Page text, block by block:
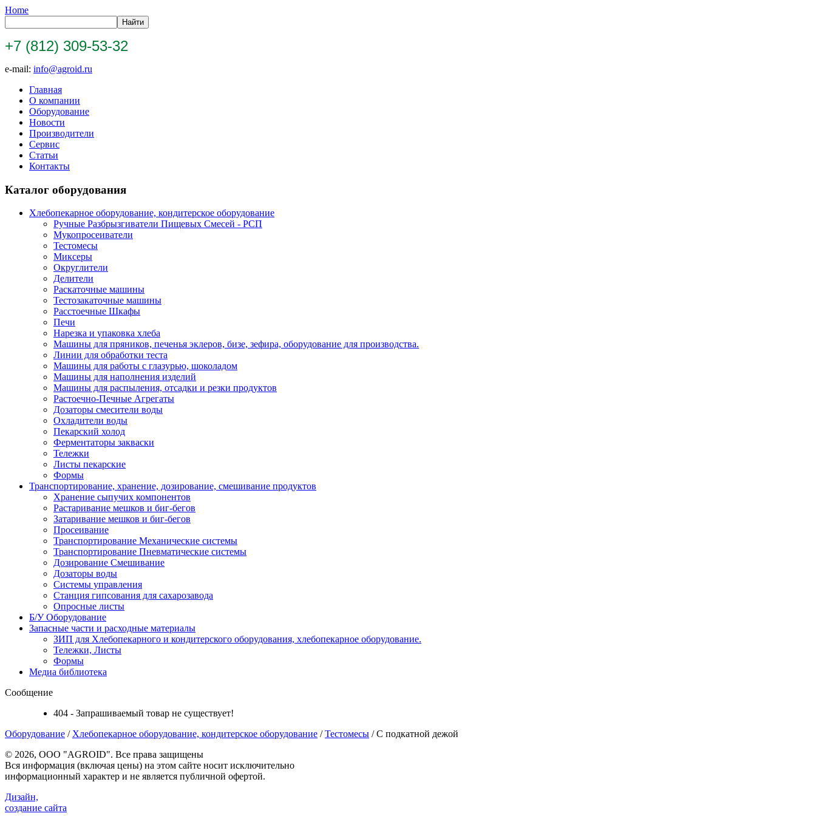
Home
+7 (812) 309-53-32
e-mail: info@agroid.ru
Главная
О компании
Оборудование
Новости
Производители
Сервис
Статьи
Контакты
Каталог оборудования
Хлебопекарное оборудование, кондитерское оборудование
Ручные Разбрызгиватели Пищевых Смесей - РСП
Мукопросеиватели
Тестомесы
Миксеры
Округлители
Делители
Раскаточные машины
Тестозакаточные машины
Расстоечные Шкафы
Печи
Нарезка и упаковка хлеба
Машины для пряников, печенья эклеров, бизе, зефира, оборудование для производства.
Линии для обработки теста
Машины для работы с глазурью, шоколадом
Машины для наполнения изделий
Машины для распыления, отсадки и резки продуктов
Растоечно-Печные Агрегаты
Дозаторы смесители воды
Охладители воды
Пекарский холод
Ферментаторы закваски
Тележки
Листы пекарские
Формы
Транспортирование, хранение, дозирование, смешивание продуктов
Хранение сыпучих компонентов
Растаривание мешков и биг-бегов
Затаривание мешков и биг-бегов
Просеивание
Транспортирование Механические системы
Транспортирование Пневматические системы
Дозирование Смешивание
Дозаторы воды
Системы управления
Станция гипсования для сахарозавода
Опросные листы
Б/У Оборудование
Запасные части и расходные материалы
ЗИП для Хлебопекарного и кондитерского оборудования, хлебопекарное оборудование.
Тележки, Листы
Формы
Медиа библиотека
Сообщение
404 - Запрашиваемый товар не существует!
Оборудование /Хлебопекарное оборудование, кондитерское оборудование /Тестомесы /С подкатной дежой
© 2026, ООО "AGROID". Все права защищены
Вся информация (включая цены) на этом сайте носит исключительно
информационный характер и не является публичной офертой.
Дизайн,
создание сайта